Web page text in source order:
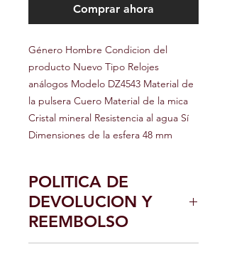
Comprar ahora
Género Hombre Condicion del
producto Nuevo Tipo Relojes
análogos Modelo DZ4543 Material de
la pulsera Cuero Material de la mica
Cristal mineral Resistencia al agua Sí
Dimensiones de la esfera 48 mm
POLITICA DE
DEVOLUCION Y
REEMBOLSO